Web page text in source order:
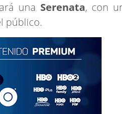
una Serenata, con
público.